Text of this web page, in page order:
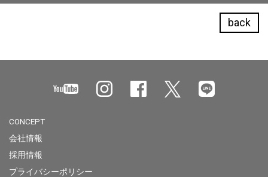
back
CONCEPT
会社情報
採用情報
プライバシーポリシー